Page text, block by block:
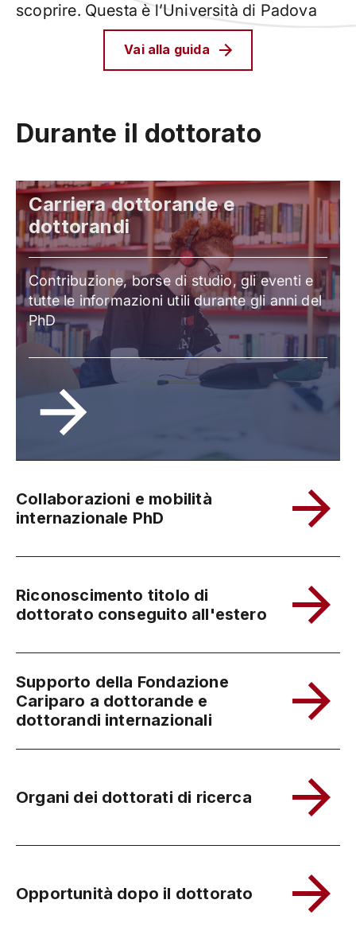
scoprire. Questa è l’Università di Padova
Vai alla guida
Durante il dottorato
Carriera dottorande e
dottorandi
Contribuzione, borse di studio, gli eventi e
tutte le informazioni utili durante gli anni del
PhD
Collaborazioni e mobilità
internazionale PhD
Riconoscimento titolo di
dottorato conseguito all'estero
Supporto della Fondazione
Cariparo a dottorande e
dottorandi internazionali
Organi dei dottorati di ricerca
Opportunità dopo il dottorato